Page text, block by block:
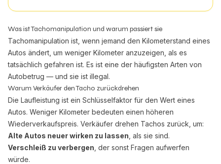
Was ist Tachomanipulation und warum passiert sie
Tachomanipulation ist, wenn jemand den Kilometerstand eines
Autos ändert, um weniger Kilometer anzuzeigen, als es
tatsächlich gefahren ist. Es ist eine der häufigsten Arten von
Autobetrug — und sie ist illegal.
Warum Verkäufer den Tacho zurückdrehen
Die Laufleistung ist ein Schlüsselfaktor für den Wert eines
Autos. Weniger Kilometer bedeuten einen höheren
Wiederverkaufspreis. Verkäufer drehen Tachos zurück, um:
Alte Autos neuer wirken zu lassen , als sie sind.
Verschleiß zu verbergen , der sonst Fragen aufwerfen
würde.